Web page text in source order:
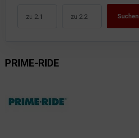
Suchen
PRIME-RIDE
Dämpfung
Lüftung
Kommunikationssysteme